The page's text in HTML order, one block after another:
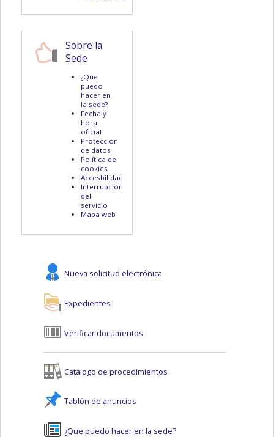
Sobre la
Sede
¿Que
puedo
hacer en
la sede?
Fecha y
hora
oficial
Protección
de datos
Política de
cookies
Accesbilidad
Interrupción
del
servicio
Mapa web
Nueva solicitud electrónica
Expedientes
Verificar documentos
Catálogo de procedimientos
Tablón de anuncios
¿Que puedo hacer en la sede?